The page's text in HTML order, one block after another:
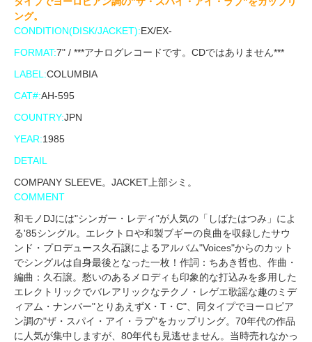
ング。
CONDITION(DISK/JACKET):EX/EX-
FORMAT:7" / ***アナログレコードです。CDではありません***
LABEL:COLUMBIA
CAT#:AH-595
COUNTRY:JPN
YEAR:1985
DETAIL
COMPANY SLEEVE。JACKET上部シミ。
COMMENT
和モノDJには"シンガー・レディ"が人気の「しばたはつみ」によ
る'85シングル。エレクトロや和製ブギーの良曲を収録したサウ
ンド・プロデュース久石譲によるアルバム"Voices"からのカット
でシングルは自身最後となった一枚！作詞：ちあき哲也、作曲・
編曲：久石譲。愁いのあるメロディも印象的な打込みを多用した
エレクトリックでバレアリックなテクノ・レゲエ歌謡な趣のミデ
ィアム・ナンバー"とりあえずX・T・C"、同タイプでヨーロピア
ン調の"ザ・スパイ・アイ・ラブ"をカップリング。70年代の作品
に人気が集中しますが、80年代も見逃せません。当時売れなかっ